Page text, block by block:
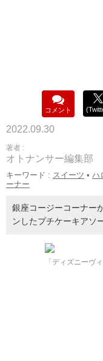
コメント
2022.09.30
著者 :
オトナンサー編集部
キーワード : スイーツ • ハ
ーナー
銀座コージーコーナー
ンしたプチケーキアソ
「ディズニーヴ